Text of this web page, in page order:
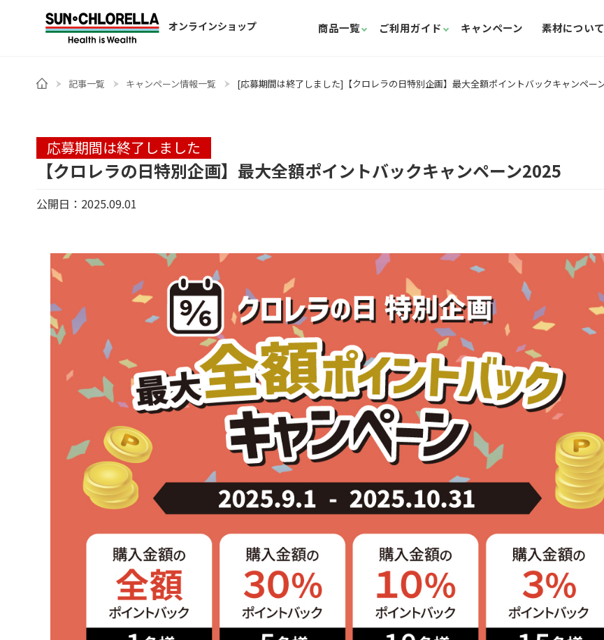
オンラインショップ 商品一覧 ご利用ガイド キャンペーン 素材について
記事一覧 キャンペーン情報一覧 [応募期間は終了しました]【クロレラの日特別企画】最大全額ポイントバックキャンペー
応募期間は終了しました
【クロレラの日特別企画】最大全額ポイントバックキャンペーン2025
公開日：2025.09.01